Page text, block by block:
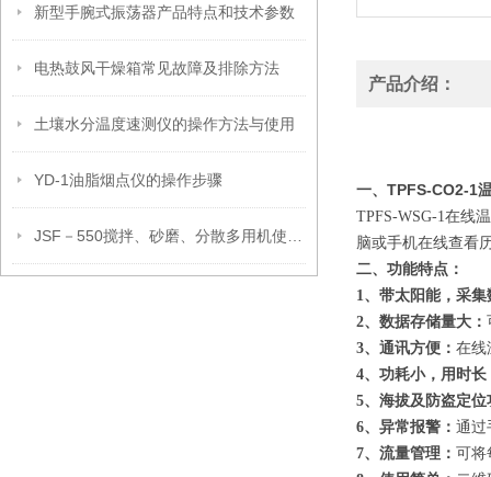
新型手腕式振荡器产品特点和技术参数
电热鼓风干燥箱常见故障及排除方法
土壤水分温度速测仪的操作方法与使用
YD-1油脂烟点仪的操作步骤
产品介绍：
一、 TPFS-CO2-1
TPFS-WSG-1在线
脑或手机在线查看
二、功能特点：
1、带太阳能，采集
2、数据存储量大：
3、通讯方便： 在线
4、功耗小，用时长
5、海拔及防盗定位
6、异常报警： 通过
7、流量管理： 可将